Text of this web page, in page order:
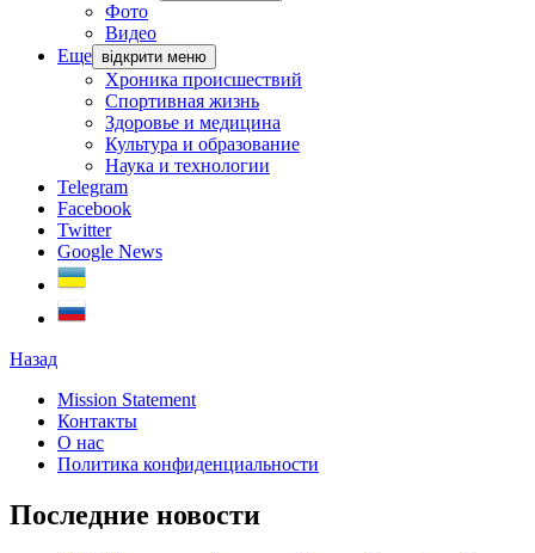
Фото
Видео
Еще відкрити меню
Хроника происшествий
Спортивная жизнь
Здоровье и медицина
Культура и образование
Наука и технологии
Telegram
Facebook
Twitter
Google News
Назад
Mission Statement
Контакты
О нас
Политика конфиденциальности
Последние новости